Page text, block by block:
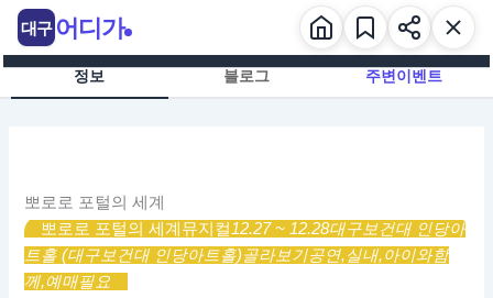
츠
정보 블로그 주변이벤트
뽀로로 포털의 세계
뽀로로 포털의 세계 뮤지컬12.27 ~ 12.28대구보건대 인당아
트홀 (대구보건대 인당아트홀)골라보기공연,실내,아이와함
께,예매필요
대구 어디가